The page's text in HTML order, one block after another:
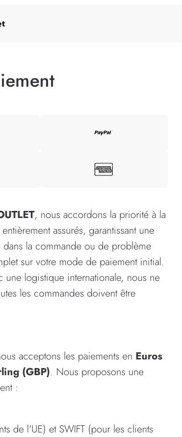
, nous accordons la priorité à la
assurés, garantissant une
la commande ou de problème
sur votre mode de paiement initial.
logistique internationale, nous ne
les commandes doivent être
acceptons les paiements en Euros
(GBP). Nous proposons une
:
de l'UE) et SWIFT (pour les clients